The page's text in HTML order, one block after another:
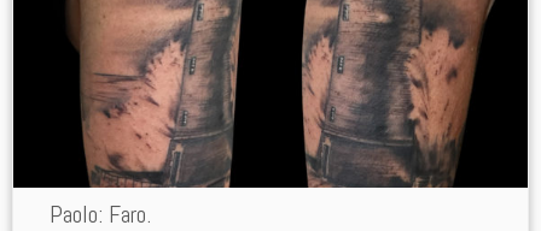
Paolo: Faro.